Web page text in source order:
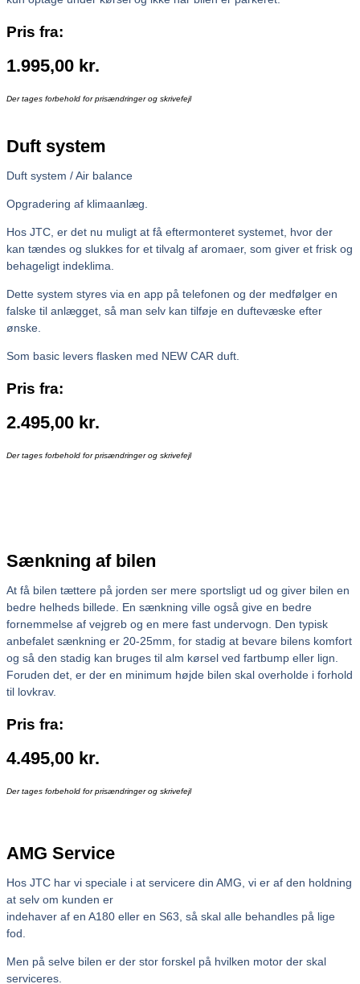
Pris fra:
1.995,00 kr.
Der tages forbehold for prisændringer og skrivefejl
Duft system
Duft system / Air balance
Opgradering af klimaanlæg.
Hos JTC, er det nu muligt at få eftermonteret systemet, hvor der
kan tændes og slukkes for et tilvalg af aromaer, som giver et frisk og
behageligt indeklima.
Dette system styres via en app på telefonen og der medfølger en
falske til anlægget, så man selv kan tilføje en duftevæske efter
ønske.
Som basic levers flasken med NEW CAR duft.
Pris fra:
2.495,00 kr.
Der tages forbehold for prisændringer og skrivefejl
Sænkning af bilen
At få bilen tættere på jorden ser mere sportsligt ud og giver bilen en
bedre helheds billede. En sænkning ville også give en bedre
fornemmelse af vejgreb og en mere fast undervogn. Den typisk
anbefalet sænkning er 20-25mm, for stadig at bevare bilens komfort
og så den stadig kan bruges til alm kørsel ved fartbump eller lign.
Foruden det, er der en minimum højde bilen skal overholde i forhold
til lovkrav.
Pris fra:
4.495,00 kr.
Der tages forbehold for prisændringer og skrivefejl
AMG Service
Hos JTC har vi speciale i at servicere din AMG, vi er af den holdning
at selv om kunden er
indehaver af en A180 eller en S63, så skal alle behandles på lige
fod.
Men på selve bilen er der stor forskel på hvilken motor der skal
serviceres.